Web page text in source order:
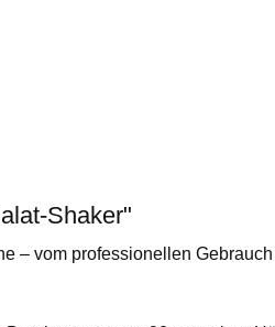
Shaker"
– vom professionellen